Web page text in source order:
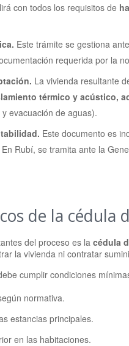
con todos los requisitos de
Este trámite se gestiona
requerida por la
La vivienda resultante
térmico y acústico,
evacuación de aguas).
Este documento es
Rubí, se tramita ante la
de la cédula
del proceso es la cédula
la vivienda ni contratar
cumplir condiciones
normativa.
estancias principales.
en las habitaciones.